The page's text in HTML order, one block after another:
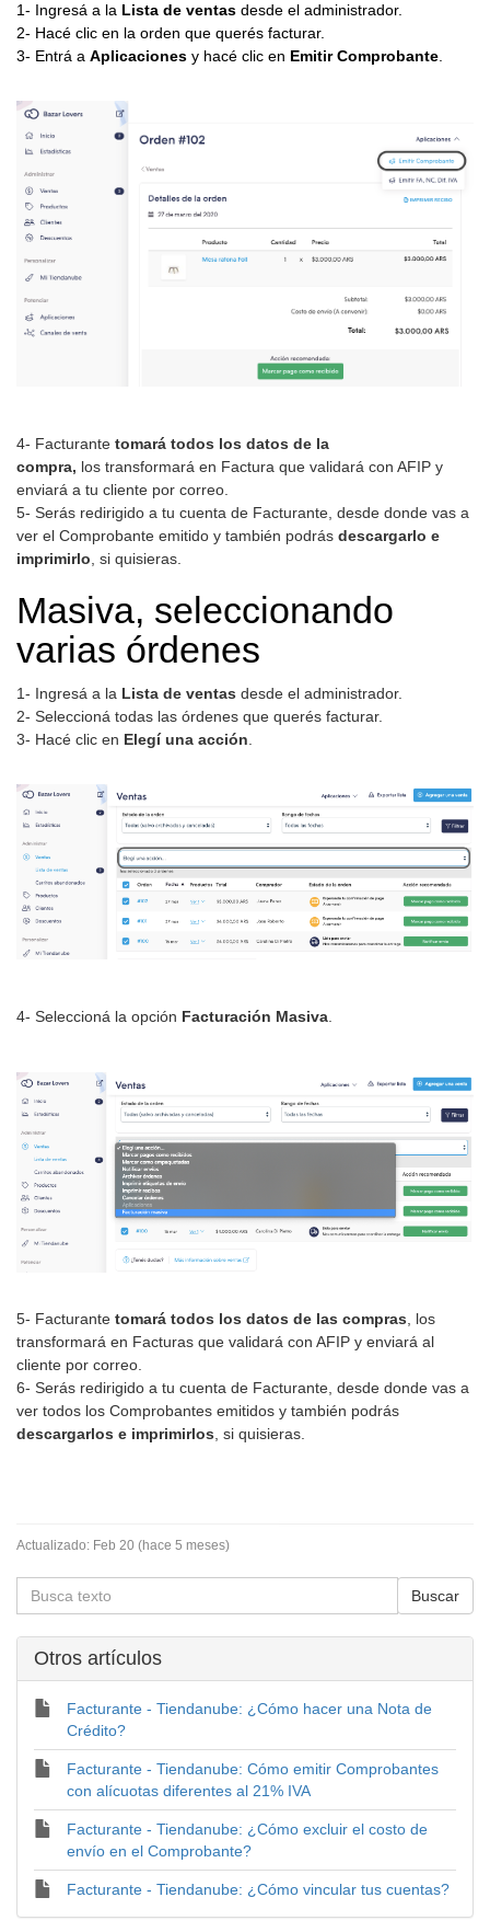
1- Ingresá a la Lista de ventas desde el administrador.
2- Hacé clic en la orden que querés facturar.
3- Entrá a Aplicaciones y hacé clic en Emitir Comprobante
4- Facturante tomará todos los datos de la
compra, los transformará en Factura que validará con AFIP y
enviará a tu cliente por correo.
5- Serás redirigido a tu cuenta de Facturante, desde donde vas a
ver el Comprobante emitido y también podrás descargarlo e
imprimirlo , si quisieras.
Masiva, seleccionando
varias órdenes
1- Ingresá a la Lista de ventas desde el administrador.
2- Seleccioná todas las órdenes que querés facturar.
3- Hacé clic en Elegí una acción
4- Seleccioná la opción Facturación Masiva.
5- Facturante tomará todos los datos de las compras
los
transformará en Facturas que validará con AFIP y enviará al
cliente por correo.
6- Serás redirigido a tu cuenta de Facturante, desde donde vas a
ver todos los Comprobantes emitidos y también podrás
descargarlos e imprimirlos , si quisieras.
Actualizado: Feb 20 (hace 5 meses)
Otros artí­culos
Facturante - Tiendanube: ¿Cómo hacer una Nota de
Crédito?
Facturante - Tiendanube: Cómo emitir Comprobantes
con alícuotas diferentes al 21% IVA
Facturante - Tiendanube: ¿Cómo excluir el costo de
envío en el Comprobante?
Facturante - Tiendanube: ¿Cómo vincular tus cuentas?